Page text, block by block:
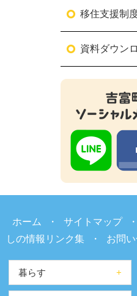
移住支援制
資料ダウン
ホーム ・ サイトマップ ・
しの情報リンク集
・ お問
暮らす